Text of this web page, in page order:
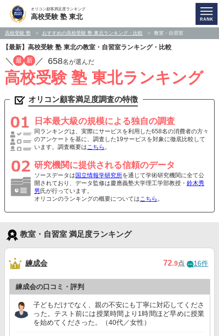
オリコン顧客満足度ランキング
高校受験 塾 東北
高校受験 塾 おすすめの高校受験 塾 東北ランキング・比較 教室・自習室
【最新】高校受験 塾 東北の教室・自習室ランキング・比較
／ 最 新 ／ 658名が選んだ
高校受験 塾 東北ランキング
オリコン顧客満足度調査の特徴
日本最大級の規模による独自の調査
同ランキングは、実際にサービスを利用した658名の消費者の方々
のアンケートを基に、調査した19サービスを対象に徹底比較して
います。調査概要はこちら 。
研究機関に提供される信頼のデータ
ソースデータは 国立情報学研究所を通じて学術研究機関に全て公
開されており、データ監修は慶應義塾大学理工学部教授・ 鈴木秀
男 氏が行っています。
オリコンのランキングの概要についてはこちら 。
教室・自習室 満足度ランキング
練成会 72.9点 16件
練成会の口コミ・評判
子どもだけでなく、親の不安にも丁寧に対応してくださ
った。テスト前には授業時間より1時間ほど早めに授業
を始めてくださった。（40代／女性）